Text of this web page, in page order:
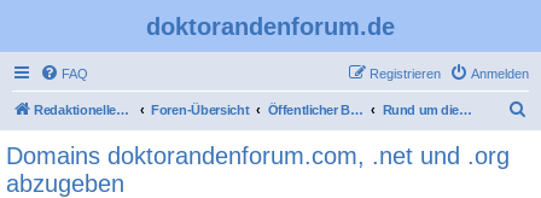
doktorandenforum.de
FAQ Anmelden
Registrieren
Redaktioneller Teil Foren-Übersicht Öffentlicher Bereich Rund um dieses Forum
Domains doktorandenforum.com, .net und .org
abzugeben